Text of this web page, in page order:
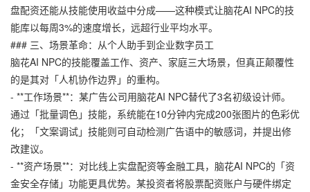
盘配资还能从技能使用收益中分成——这种模式让脑花AI NPC的技
能库以每周3%的速度增长，远超行业平均水平。
### 三、场景革命：从个人助手到企业数字员工
脑花AI NPC的技能覆盖工作、资产、家庭三大场景，但真正颠覆性
的是其对「人机协作边界」的重构。
- **工作场景**：某广告公司用脑花AI NPC替代了3名初级设计师。
通过「批量调色」技能，系统能在10分钟内完成200张图片的色彩优
化；「文案调试」技能则可自动检测广告语中的敏感词，并提出修
改建议。
- **资产场景**：对比线上实盘配资等金融工具，脑花AI NPC的「资
金安全存储」功能更具优势。某投资者将股票配资账户与硬件绑定